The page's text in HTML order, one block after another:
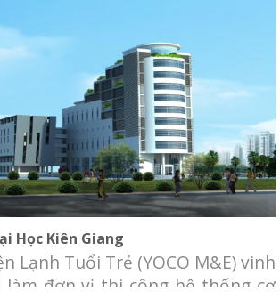
máy và thang cuốn toàn
hợp tác giữa KONE Việt Nam
Học Kiên Giang
Lạnh Tuổi Trẻ (YOCO M&E) vinh
làm đơn vị thi công hệ thống cơ